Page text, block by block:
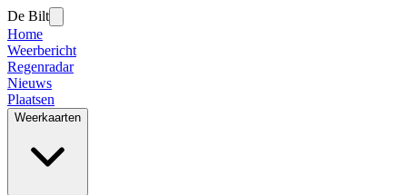
De Bilt
Home
Weerbericht
Regenradar
Nieuws
Plaatsen
Weerkaarten